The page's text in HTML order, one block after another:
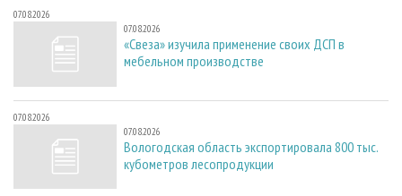
07.08.2026
07.08.2026
«Свеза» изучила применение своих ДСП в
мебельном производстве
07.08.2026
07.08.2026
Вологодская область экспортировала 800 тыс.
кубометров лесопродукции